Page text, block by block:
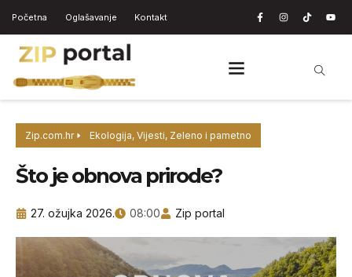
Početna Oglašavanje Kontakt
Zip.com.hr Ekologija, Vijesti, Zeleno i pametno
Što je obnova prirode?
27. ožujka 2026. 08:00 Zip portal